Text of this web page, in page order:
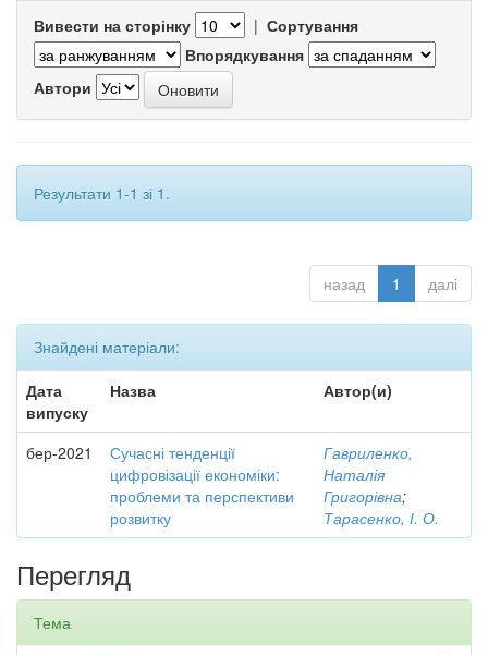
Вивести на сторінку | Сортування
Впорядкування
Автори
Результати 1-1 зі 1.
назад 1 далі
Знайдені матеріали:
Дата
випуску
Назва Автор(и)
бер-2021
Сучасні тенденції
цифровізації економіки:
проблеми та перспективи
розвитку
Гавриленко,
Наталія
Григорівна;
Тарасенко, І. О.
Перегляд
Тема